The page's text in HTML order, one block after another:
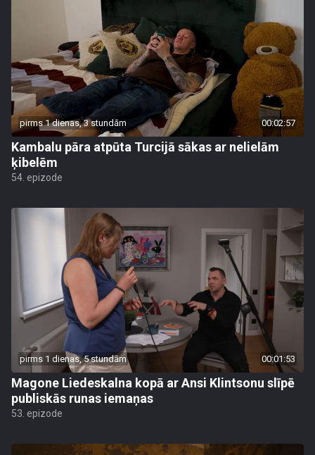
pirms 1 dienas, 3 stundām 00:02:57
Kambalu pāra atpūta Turcijā sākas ar nelielām
ķibelēm
54. epizode
pirms 1 dienas, 5 stundām 00:01:53
Magone Liedeskalna kopā ar Ansi Klintsonu slīpē
publiskās runas iemaņas
53. epizode